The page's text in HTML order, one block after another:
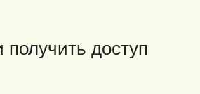
получить доступ